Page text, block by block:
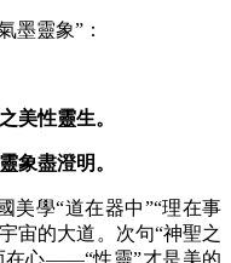
墨靈象”：
美性靈生。
象盡澄明。
美學“道在器中”“理在事
宙的大道。次句“神聖之
在心——“性靈”才是美的